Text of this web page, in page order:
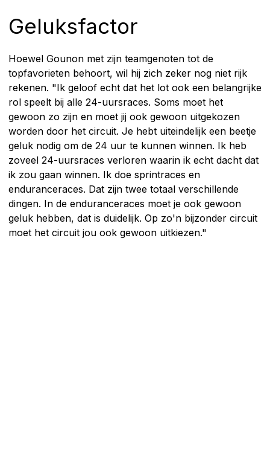
Geluksfactor
Hoewel Gounon met zijn teamgenoten tot de
topfavorieten behoort, wil hij zich zeker nog niet rijk
rekenen. "Ik geloof echt dat het lot ook een belangrijke
rol speelt bij alle 24-uursraces. Soms moet het
gewoon zo zijn en moet jij ook gewoon uitgekozen
worden door het circuit. Je hebt uiteindelijk een beetje
geluk nodig om de 24 uur te kunnen winnen. Ik heb
zoveel 24-uursraces verloren waarin ik echt dacht dat
ik zou gaan winnen. Ik doe sprintraces en
enduranceraces. Dat zijn twee totaal verschillende
dingen. In de enduranceraces moet je ook gewoon
geluk hebben, dat is duidelijk. Op zo'n bijzonder circuit
moet het circuit jou ook gewoon uitkiezen."